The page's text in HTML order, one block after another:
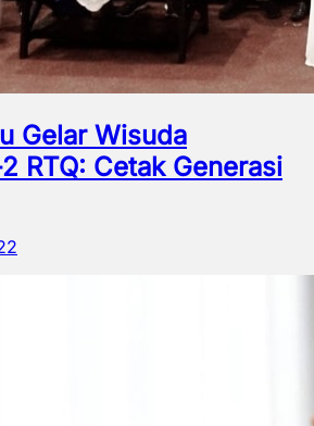
Gelar Wisuda
RTQ: Cetak Generasi